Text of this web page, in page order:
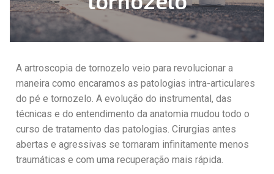
A artroscopia de tornozelo veio para revolucionar a
maneira como encaramos as patologias intra-articulares
do pé e tornozelo. A evolução do instrumental, das
técnicas e do entendimento da anatomia mudou todo o
curso de tratamento das patologias. Cirurgias antes
abertas e agressivas se tornaram infinitamente menos
traumáticas e com uma recuperação mais rápida.